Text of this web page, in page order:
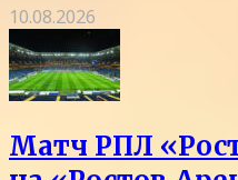
10.08.2026
Матч РПЛ